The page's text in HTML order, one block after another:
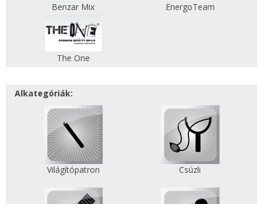
Benzar Mix EnergoTeam
The One
Alkategóriák:
Világítópatron Csúzli